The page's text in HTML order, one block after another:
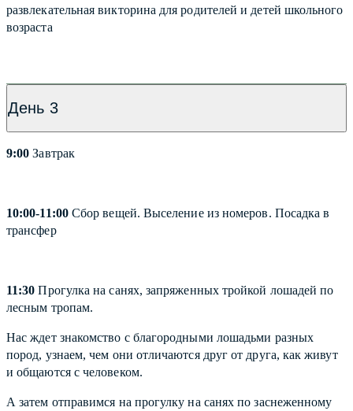
развлекательная викторина для родителей и детей школьного
возраста
День 3
9:00 Завтрак
10:00-11:00Сбор вещей. Выселение из номеров. Посадка в
трансфер
11:30 Прогулка на санях, запряженных тройкой лошадей по
лесным тропам.
Нас ждет знакомство с благородными лошадьми разных
пород, узнаем, чем они отличаются друг от друга, как живут
и общаются с человеком.
А затем отправимся на прогулку на санях по заснеженному